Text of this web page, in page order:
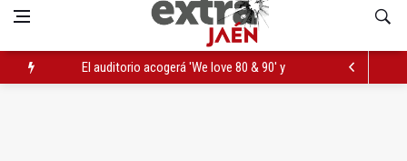
El auditorio acogerá 'We love 80 & 90' y 'K-Pop golden